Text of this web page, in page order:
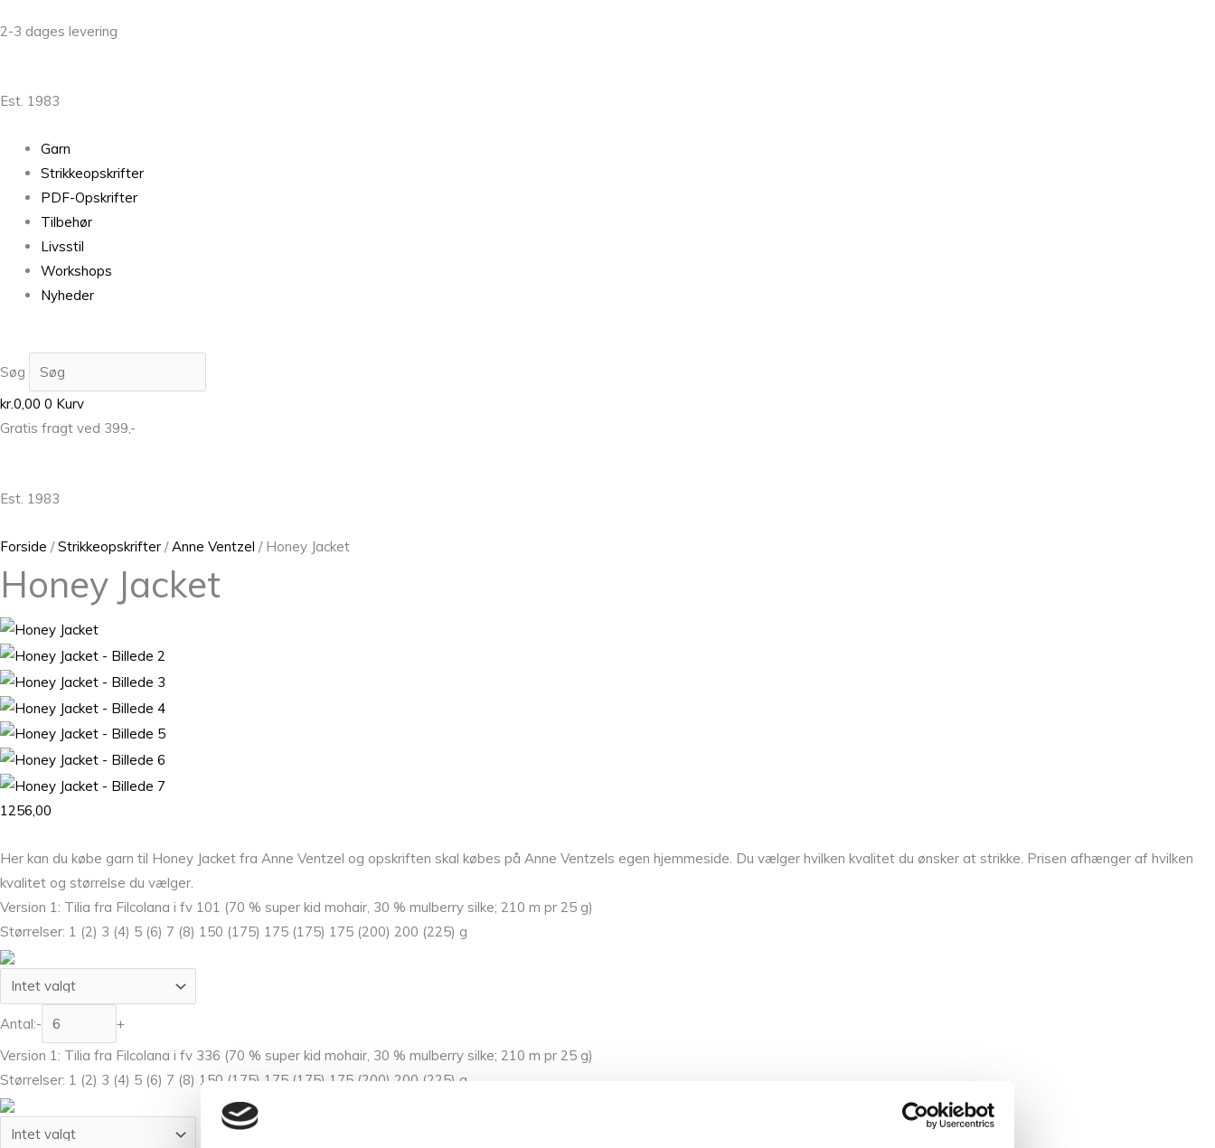
2-3 dages levering
Est. 1983
Garn
Strikkeopskrifter
PDF-Opskrifter
Tilbehør
Livsstil
Workshops
Nyheder
Søg
kr.0,00 0 Kurv
Gratis fragt ved 399,-
Est. 1983
Forside /Strikkeopskrifter /Anne Ventzel / Honey Jacket
Honey Jacket
1256,00
Her kan du købe garn til Honey Jacket fra Anne Ventzel og opskriften skal købes på Anne Ventzels egen hjemmeside. Du vælger hvilken kvalitet du ønsker at strikke. Prisen afhænger af hvilken
kvalitet og størrelse du vælger.
Version 1: Tilia fra Filcolana i fv 101 (70 % super kid mohair, 30 % mulberry silke; 210 m pr 25 g)
Størrelser: 1 (2) 3 (4) 5 (6) 7 (8) 150 (175) 175 (175) 175 (200) 200 (225) g
Antal:-
+
Version 1: Tilia fra Filcolana i fv 336 (70 % super kid mohair, 30 % mulberry silke; 210 m pr 25 g)
Størrelser: 1 (2) 3 (4) 5 (6) 7 (8) 150 (175) 175 (175) 175 (200) 200 (225) g